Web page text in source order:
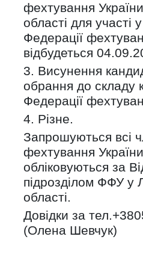
фехтування України
області для участі
Федерації
відбудеться
3. Висунення
обрання до складу
Федерації
4. Різне.
Запрошуються всі
фехтування
обліковуються за
підрозділом ФФУ у
області.
Довідки за
(Олена Шевчук)